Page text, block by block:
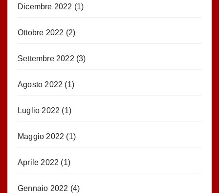
Dicembre 2022 (1)
Ottobre 2022 (2)
Settembre 2022 (3)
Agosto 2022 (1)
Luglio 2022 (1)
Maggio 2022 (1)
Aprile 2022 (1)
Gennaio 2022 (4)